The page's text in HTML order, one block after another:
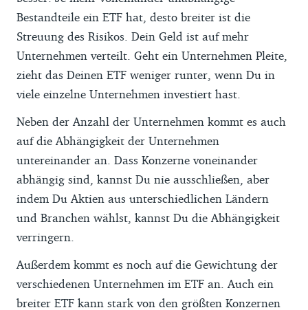
Bestandteile ein ETF hat, desto breiter ist die
Streuung des Risikos. Dein Geld ist auf mehr
Unternehmen verteilt. Geht ein Unternehmen Pleite,
zieht das Deinen ETF weniger runter, wenn Du in
viele einzelne Unternehmen investiert hast.
Neben der Anzahl der Unternehmen kommt es auch
auf die Abhängigkeit der Unternehmen
untereinander an. Dass Konzerne voneinander
abhängig sind, kannst Du nie ausschließen, aber
indem Du Aktien aus unterschiedlichen Ländern
und Branchen wählst, kannst Du die Abhängigkeit
verringern.
Außerdem kommt es noch auf die Gewichtung der
verschiedenen Unternehmen im ETF an. Auch ein
breiter ETF kann stark von den größten Konzernen